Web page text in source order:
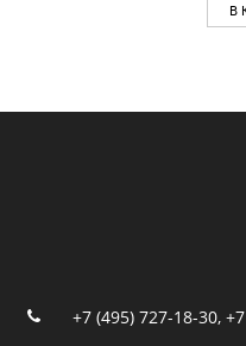
В
+7 (495) 727-18-30,